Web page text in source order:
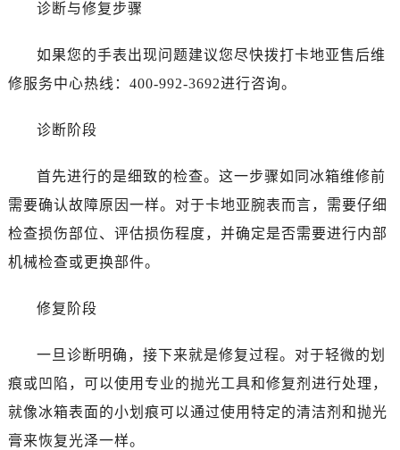
诊断与修复步骤
如果您的手表出现问题建议您尽快拨打卡地亚售后维
修服务中心热线：400-992-3692进行咨询。
诊断阶段
首先进行的是细致的检查。这一步骤如同冰箱维修前
需要确认故障原因一样。对于卡地亚腕表而言，需要仔细
检查损伤部位、评估损伤程度，并确定是否需要进行内部
机械检查或更换部件。
修复阶段
一旦诊断明确，接下来就是修复过程。对于轻微的划
痕或凹陷，可以使用专业的抛光工具和修复剂进行处理，
就像冰箱表面的小划痕可以通过使用特定的清洁剂和抛光
膏来恢复光泽一样。